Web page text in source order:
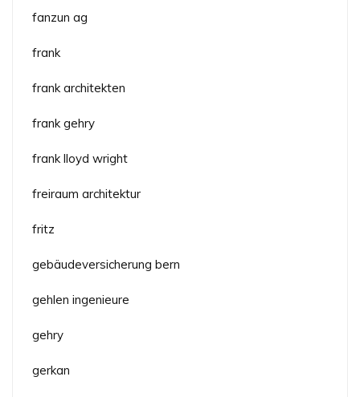
fanzun ag
frank
frank architekten
frank gehry
frank lloyd wright
freiraum architektur
fritz
gebäudeversicherung bern
gehlen ingenieure
gehry
gerkan